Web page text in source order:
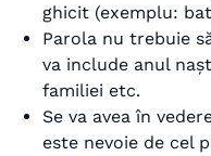
ghicit (exemplu:
Parola nu trebuie
va include anul
familiei etc.
Se va avea în
este nevoie de cel